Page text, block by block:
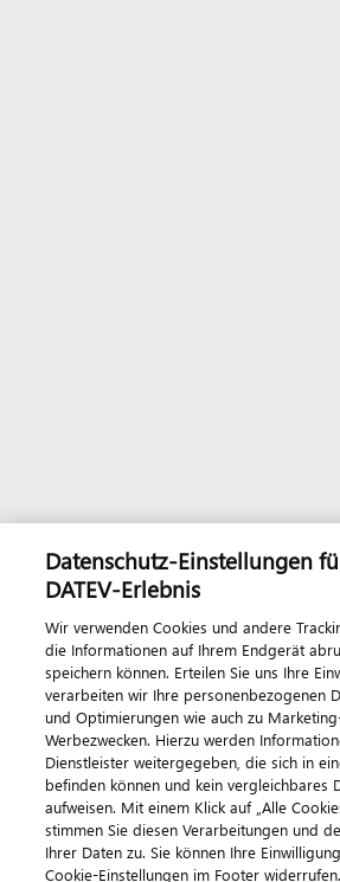
Datenschutz-Einstellungen
DATEV-Erlebnis
Wir verwenden Cookies und andere
die Informationen auf Ihrem Endgerät
speichern können. Erteilen Sie uns Ihre
verarbeiten wir Ihre personenbezogenen
und Optimierungen wie auch zu
Werbezwecken. Hierzu werden
Dienstleister weitergegeben, die sich in
befinden können und kein vergleichbares
aufweisen. Mit einem Klick auf „Alle
stimmen Sie diesen Verarbeitungen und
Ihrer Daten zu. Sie können Ihre
Cookie-Einstellungen im Footer